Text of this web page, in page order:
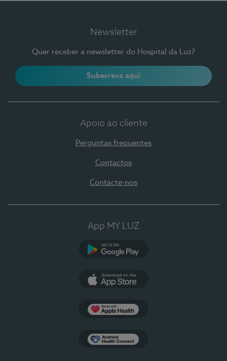
Newsletter
Quer receber a newsletter do Hospital da Luz?
Subscreva aqui
Apoio ao cliente
Perguntas frequentes
Contactos
Contacte-nos
App MY LUZ